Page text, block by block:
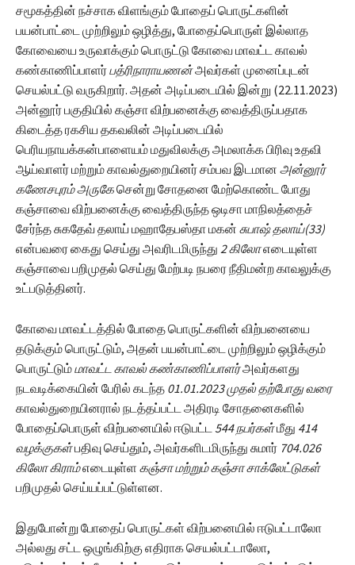
சமூகத்தின் நச்சாக விளங்கும் போதைப் பொருட்களின்
பயன்பாட்டை முற்றிலும் ஒழித்து, போதைப்பொருள் இல்லாத
கோவையை உருவாக்கும் பொருட்டு கோவை மாவட்ட காவல்
கண்காணிப்பாளர்பத்ரிநாராயணன்அவர்கள் முனைப்புடன்
செயல்பட்டு வருகிறார். அதன் அடிப்படையில் இன்று (22.11.2023)
அன்னூர் பகுதியில் கஞ்சா விற்பனைக்கு வைத்திருப்பதாக
கிடைத்த ரகசிய தகவலின் அடிப்படையில்
பெரியநாயக்கன்பாளையம் மதுவிலக்கு அமலாக்க பிரிவு உதவி
ஆய்வாளர் மற்றும் காவல்துறையினர் சம்பவ இடமான அன்னூர்
கணேசபுரம் அருகேசென்று சோதனை மேற்கொண்ட போது
கஞ்சாவை விற்பனைக்கு வைத்திருந்த ஒடிசா மாநிலத்தைச்
சேர்ந்த சுகதேவ் தலாய் மஹாதேபஸ்தா மகன் சுபாஷ் தலாய்(33)
என்பவரை கைது செய்து அவரிடமிருந்து 2 கிலோஎடையுள்ள
கஞ்சாவை பறிமுதல் செய்து மேற்படி நபரை நீதிமன்ற காவலுக்கு
உட்படுத்தினர்.
கோவை மாவட்டத்தில் போதை பொருட்களின் விற்பனையை
தடுக்கும் பொருட்டும், அதன் பயன்பாட்டை முற்றிலும் ஒழிக்கும்
பொருட்டும்மாவட்ட காவல் கண்காணிப்பாளர்அவர்களது
நடவடிக்கையின் பேரில் கடந்த 01.01.2023 முதல் தற்போது வரை
காவல்துறையினரால் நடத்தப்பட்ட அதிரடி சோதனைகளில்
போதைப்பொருள் விற்பனையில் ஈடுபட்ட 544 நபர்கள்மீது 414
வழக்குகள்பதிவு செய்தும், அவர்களிடமிருந்து சுமார் 704.026
கிலோ கிராம்எடையுள்ள கஞ்சா மற்றும் கஞ்சா சாக்லேட்டுகள்
பறிமுதல் செய்யப்பட்டுள்ளன.
இதுபோன்று போதைப் பொருட்கள் விற்பனையில் ஈடுபட்டாலோ
அல்லது சட்ட ஒழுங்கிற்கு எதிராக செயல்பட்டாலோ,